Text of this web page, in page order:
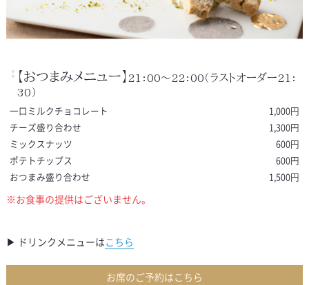
【おつまみメニュー】 21：00～22：00（ラストオーダー21：
30）
一口ミルクチョコレート
1,000円
チーズ盛り合わせ
1,300円
ミックスナッツ
600円
ポテトチップス
600円
おつまみ盛り合わせ
1,500円
※お食事の提供はございません。
▶ ドリンクメニューはこちら
お席のご予約はこちら